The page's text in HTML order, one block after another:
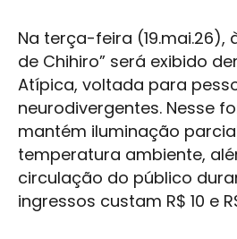
Na terça-feira (19.mai.26),
de Chihiro” será exibido
Atípica, voltada para
neurodivergentes. Nesse
mantém iluminação
temperatura ambiente,
circulação do público
ingressos custam R$ 10 e